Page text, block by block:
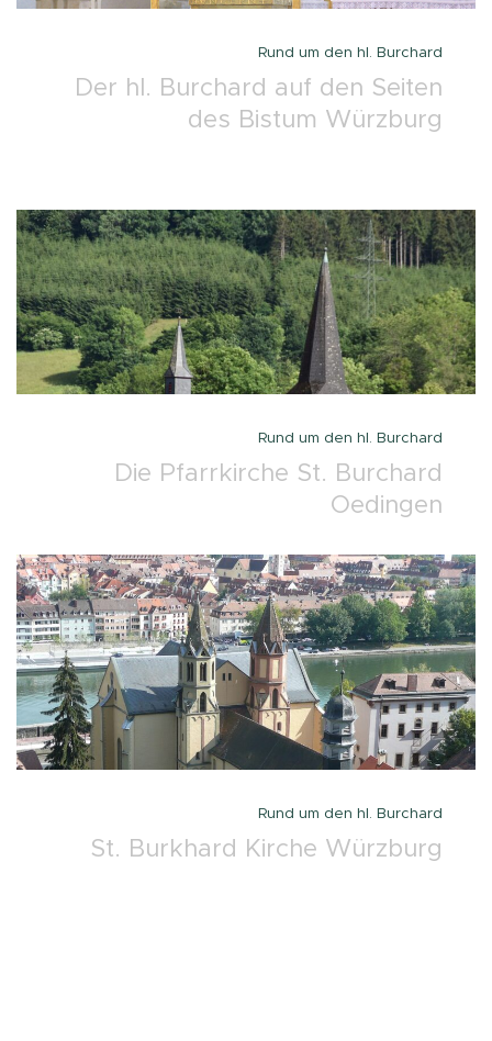
Rund um den hl. Burchard
Der hl. Burchard auf den Seiten
des Bistum Würzburg
Rund um den hl. Burchard
Die Pfarrkirche St. Burchard
Oedingen
Rund um den hl. Burchard
St. Burkhard Kirche Würzburg